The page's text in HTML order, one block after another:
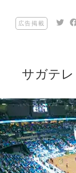
広告掲載
サガテレ